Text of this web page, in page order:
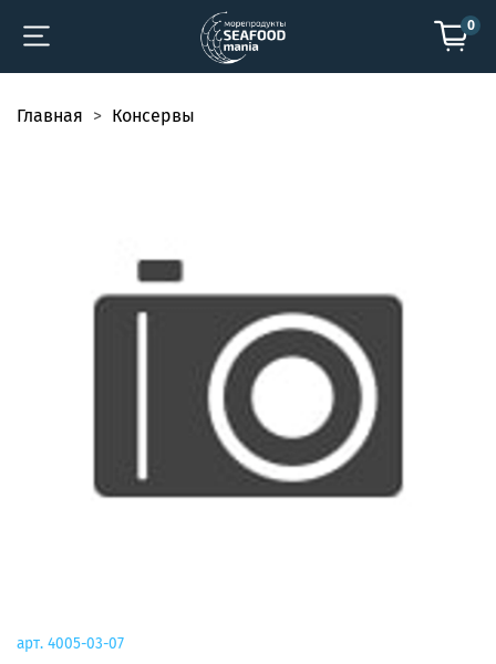
0
Главная Консервы
арт. 4005-03-07